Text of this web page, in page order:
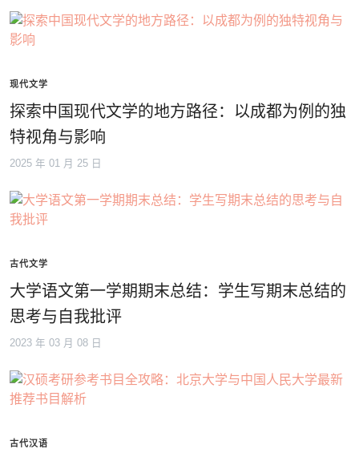
现代文学
探索中国现代文学的地方路径：以成都为例的独
特视角与影响
2025 年 01 月 25 日
古代文学
大学语文第一学期期末总结：学生写期末总结的
思考与自我批评
2023 年 03 月 08 日
古代汉语